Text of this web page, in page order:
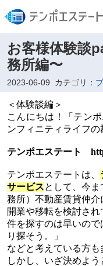
お客様体験談
務所編〜
2023-06-09 カテゴリ：
＜体験談編＞
こんにちは！「テン
ンフィニティライフの
テンポエステート
テンポエステートは、
サービスとして、今ま
務所）不動産賃貸仲介
開業や移転を検討さ
件を探すのは早いので
り探そう。」
などと考えている方も
しかし、いざ決めよう